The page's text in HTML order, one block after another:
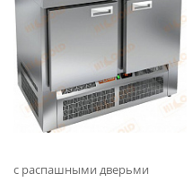
с распашными дверьми